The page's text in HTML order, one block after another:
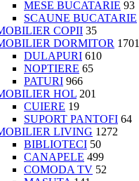
MESE BUCATARIE 93
SCAUNE BUCATARIE
COPII 35
DORMITOR 1701
DULAPURI 610
NOPTIERE 65
PATURI 966
HOL 201
CUIERE 19
SUPORT PANTOFI 64
LIVING 1272
BIBLIOTECI 50
CANAPELE 499
COMODA TV 52